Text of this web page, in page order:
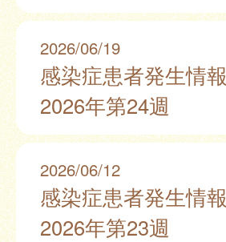
2026/06/19
感染症患者発生情報
2026年第24週
2026/06/12
感染症患者発生情報
2026年第23週